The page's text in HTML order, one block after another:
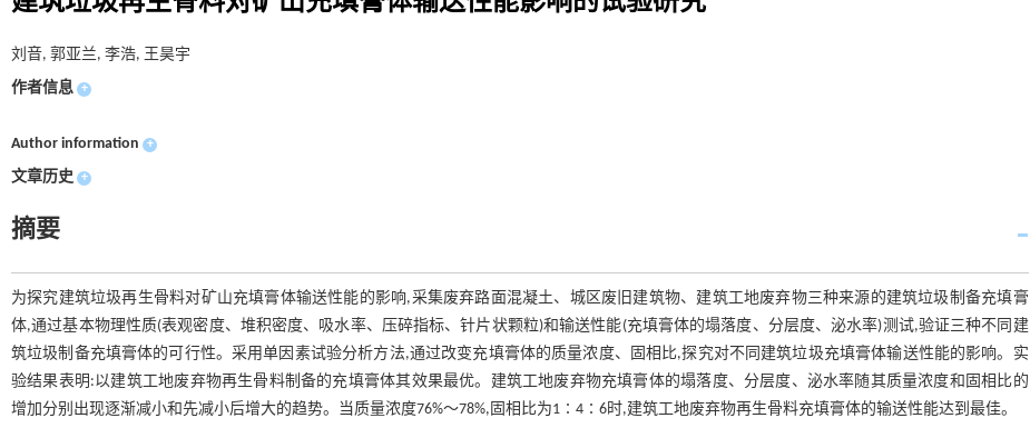
刘音, 郭亚兰, 李浩, 王昊宇
作者信息 +
Author information +
文章历史 +
摘要
为探究建筑垃圾再生骨料对矿山充填膏体输送性能的影响,采集废弃路面混凝土、城区废旧建筑物、建筑工地废弃物三种来源的建筑垃圾制备充填膏
体,通过基本物理性质(表观密度、堆积密度、吸水率、压碎指标、针片状颗粒)和输送性能(充填膏体的塌落度、分层度、泌水率)测试,验证三种不同建
筑垃圾制备充填膏体的可行性。采用单因素试验分析方法,通过改变充填膏体的质量浓度、固相比,探究对不同建筑垃圾充填膏体输送性能的影响。实
验结果表明:以建筑工地废弃物再生骨料制备的充填膏体其效果最优。建筑工地废弃物充填膏体的塌落度、分层度、泌水率随其质量浓度和固相比的
增加分别出现逐渐减小和先减小后增大的趋势。当质量浓度76%～78%,固相比为1∶4∶6时,建筑工地废弃物再生骨料充填膏体的输送性能达到最佳。